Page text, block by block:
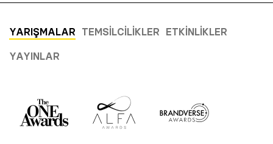
YARIŞMALAR TEMSILCILIKLER ETKINLIKLER
YAYINLAR